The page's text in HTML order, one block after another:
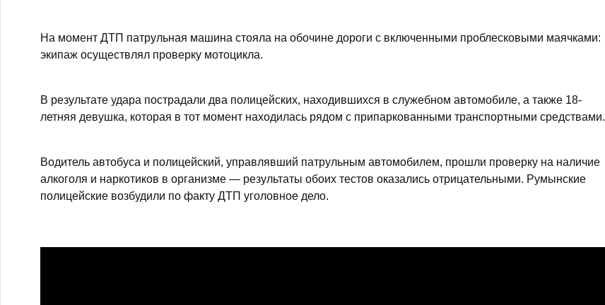
На момент ДТП патрульная машина стояла на обочине дороги с включенными проблесковыми маячками:
экипаж осуществлял проверку мотоцикла.
В результате удара пострадали два полицейских, находившихся в служебном автомобиле, а также 18-
летняя девушка, которая в тот момент находилась рядом с припаркованными транспортными средствами.
Водитель автобуса и полицейский, управлявший патрульным автомобилем, прошли проверку на наличие
алкоголя и наркотиков в организме — результаты обоих тестов оказались отрицательными. Румынские
полицейские возбудили по факту ДТП уголовное дело.